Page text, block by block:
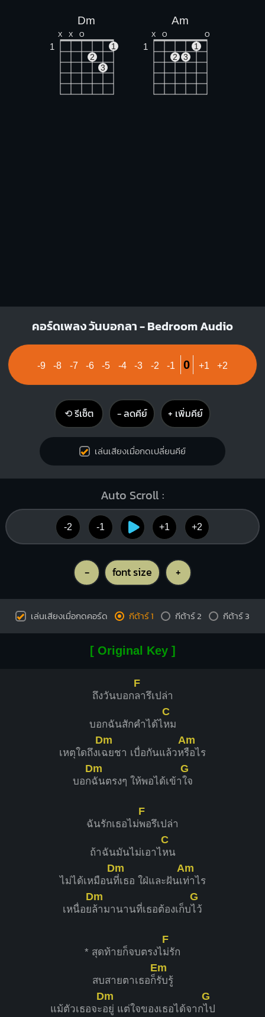
Dm
X X O
1
1
2
3
Am
X O O
1
1
2
3
คอร์ดเพลง วันบอกลา - Bedroom Audio
-9 -8 -7 -6 -5 -4 -3 -2 -1 0 +1 +2
⟲ รีเซ็ต − ลดคีย์ + เพิ่มคีย์
เล่นเสียงเมื่อกดเปลี่ยนคีย์
Auto Scroll :
-2 -1 +1 +2
- font size +
เล่นเสียงเมื่อกดคอร์ด กีต้าร์ 1 กีต้าร์ 2 กีต้าร์ 3
[ Original Key ]
ถึงวันบอก
F
ลารึเปล่า
บอกฉันสักคำได้ไ
C
หม
เหตุใดถึงเ
Dm
ฉยชา เบื่อกันแล้วห
Am
รือไร
บอก
Dm
ฉันตรงๆ ให้พอได้เข้า
G
ใจ
ฉันรักเธอไม่
F
พอรึเปล่า
ถ้าฉันมันไม่เอาไ
C
หน
ไม่ได้เหมือน
Dm
ที่เธอ ใฝ่และฝันเ
Am
ท่าไร
เหนื่อย
Dm
ล้ามานานที่เธอต้องเก็บ
G
ไว้
* สุดท้ายก็จบตรงไ
F
ม่รัก
สบสายตาเธอก็
Em
รับรู้
แม้ตัวเธอจะ
Dm
อยู่ แต่ใจของเธอได้จาก
G
ไป